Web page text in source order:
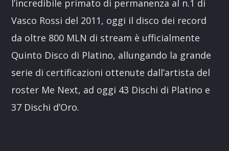
l’incredibile primato di permanenza al n.1 di
Vasco Rossi del 2011, oggi il disco dei record
da oltre 800 MLN di stream è ufficialmente
Quinto Disco di Platino, allungando la grande
serie di certificazioni ottenute dall’artista del
roster Me Next, ad oggi 43 Dischi di Platino e
37 Dischi d’Oro.